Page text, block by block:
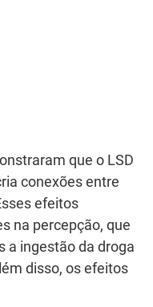
que o LSD
conexões entre
efeitos
na percepção, que
a ingestão da droga
disso, os efeitos